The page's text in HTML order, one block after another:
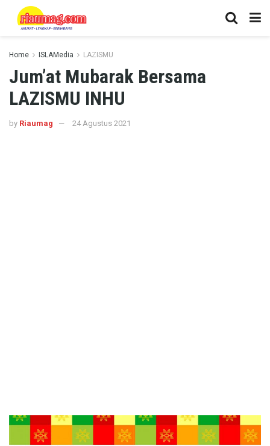
Home ISLAMedia LAZISMU
Jum’at Mubarak Bersama
LAZISMU INHU
by Riaumag 24 Agustus 2021